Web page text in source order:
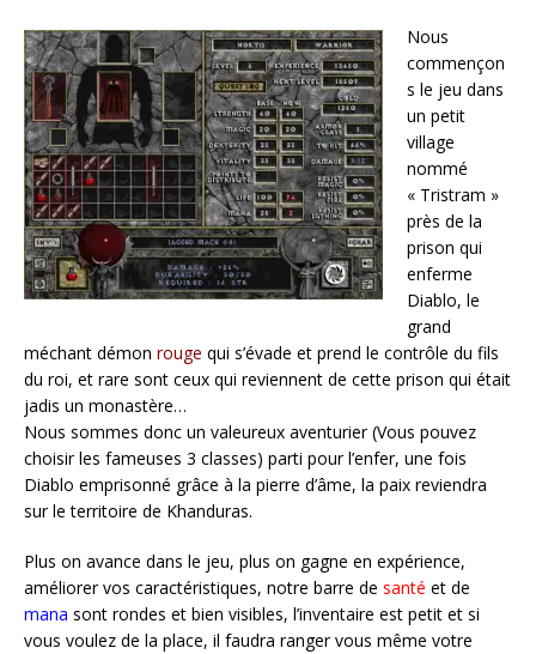
Nous
commençon
s le jeu dans
un petit
village
nommé
« Tristram »
près de la
prison qui
enferme
Diablo, le
grand
méchant démon rouge qui s’évade et prend le contrôle du fils
du roi, et rare sont ceux qui reviennent de cette prison qui était
jadis un monastère…
Nous sommes donc un valeureux aventurier (Vous pouvez
choisir les fameuses 3 classes) parti pour l’enfer, une fois
Diablo emprisonné grâce à la pierre d’âme, la paix reviendra
sur le territoire de Khanduras.
Plus on avance dans le jeu, plus on gagne en expérience,
améliorer vos caractéristiques, notre barre de santé et de
mana sont rondes et bien visibles, l’inventaire est petit et si
vous voulez de la place, il faudra ranger vous même votre